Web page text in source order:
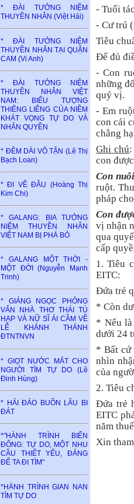
* ĐÀI TƯỞNG NIỆM
THUYỀN NHÂN (Việt Hải)
* ĐÀI TƯỞNG NIỆM
THUYỀN NHÂN TẠI QUẬN
CAM (Vi Anh)
* ĐÀI TƯỞNG NIỆM
THUYỀN NHÂN VIỆT
NAM: BIỂU TƯỢNG
THIÊNG LIÊNG CỦA NIỀM
KHÁT VỌNG TỰ DO VÀ
NHÂN QUYỀN
* ĐÊM DÀI VÔ TẬN (Lê Thị
Bạch Loan)
* ĐI VỀ ĐÂU (Hoàng Thị
Kim Chi)
* GALANG: BIA TƯỞNG
NIỆM THUYỀN NHÂN
VIỆT NAM BỊ PHÁ BỎ
* GALANG MỘT THỜI -
MỘT ĐỜI (Nguyễn Mạnh
Trinh)
* GIÁNG NGỌC PHỎNG
VẤN NHÀ THƠ THÁI TÚ
HẠP VÀ NỮ SĨ ÁI CẦM VỀ
LỄ KHÁNH THÀNH
ĐTNTNVN
* GIỌT NƯỚC MẮT CHO
NGƯỜI TÌM TỰ DO (Lê
Đinh Hùng)
* HẢI ĐẢO BUỒN LÂU BI
ĐÁT
*"HÀNH TRÌNH BIỂN
ĐÔNG: TỰ DO, MỘT NHU
CẦU THIẾT YẾU, ĐÁNG
ĐỂ TA ĐI TÌM"
*HÀNH TRÌNH GIAN NAN
TÌM TỰ DO
- Tuổi
- Cư trú
Tiêu
Để đủ
- Con
những
quý vị.
- Em
con cái
chẳng
Ghi chú
con
Con
ruột.
pháp
Con
vị nhận
qua
cấp
1. Tiêu
EITC:
Đứa trẻ
* Còn
* Nếu
dưới 24
* Bất cứ
nhìn
của
2. Tiêu
Đứa trẻ
EITC
năm
Xin